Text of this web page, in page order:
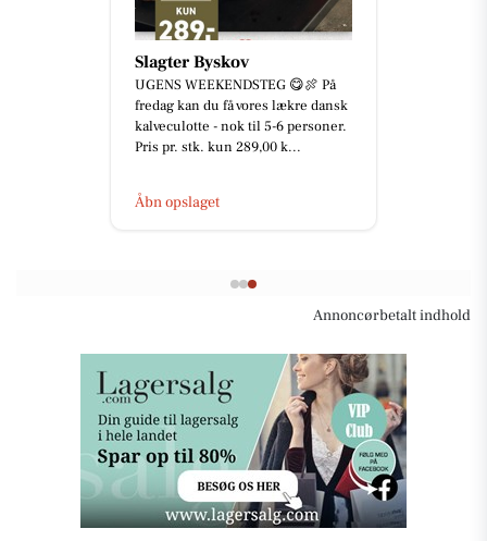
Slagter Byskov
UGENS WEEKENDSTEG 😋🍖 På
fredag kan du få vores lækre dansk
kalveculotte - nok til 5-6 personer.
Pris pr. stk. kun 289,00 k...
Åbn opslaget
Annoncørbetalt indhold